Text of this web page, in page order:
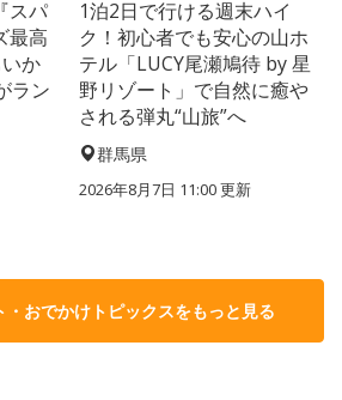
スパ
最高
か
ラン
1泊2日で行ける週末ハイ
ク！初心者でも安心の山ホ
テル「LUCY尾瀬鳩待 by 星
野リゾート」で自然に癒や
される弾丸“山旅”へ
群馬県
2026年8月7日 11:00更新
・おでかけトピックスをもっと見る